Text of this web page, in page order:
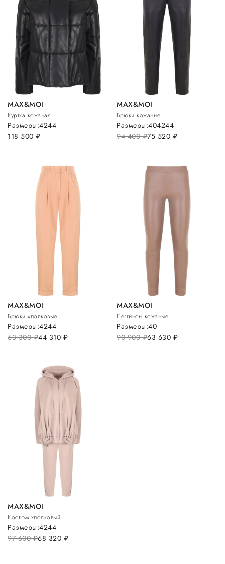
MAX&MOI
Куртка кожаная
118 500 руб.
Размеры:4244
MAX&MOI
Брюки кожаные
94 400руб.75 520 руб.
Размеры:404244
MAX&MOI
Брюки хлопковые
63 300руб.44 310 руб.
Размеры:4244
MAX&MOI
Леггинсы кожаные
90 900руб.63 630 руб.
Размеры:40
MAX&MOI
Костюм хлопковый
97 600руб.68 320 руб.
Размеры:4244